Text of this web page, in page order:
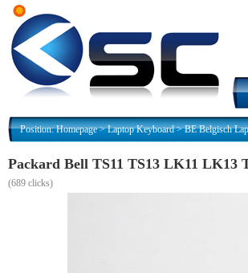
Position:Homepage>Laptop Keyboard>BE Belgisch
Packard Bell TS11 TS13 LK11 LK13
(689 clicks)